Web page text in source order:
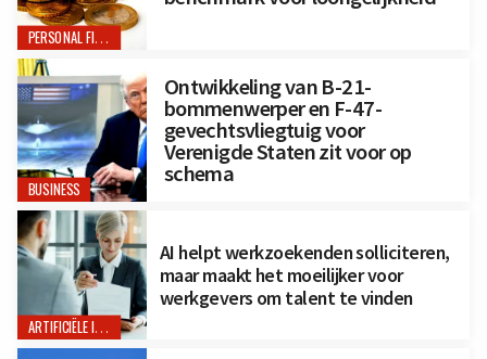
PERSONAL FINANCE
BUSINESS
Ontwikkeling van B-21-
bommenwerper en F-47-
gevechtsvliegtuig voor
Verenigde Staten zit voor op
schema
ARTIFICIËLE INTELLIGENTIE
AI helpt werkzoekenden solliciteren,
maar maakt het moeilijker voor
werkgevers om talent te vinden